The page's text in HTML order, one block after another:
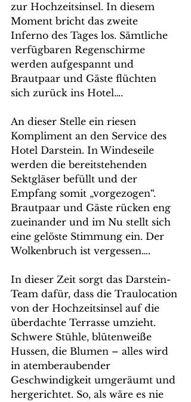
zur Hochzeitsinsel. In diesem
Moment bricht das zweite
Inferno des Tages los. Sämtliche
verfügbaren Regenschirme
werden aufgespannt und
Brautpaar und Gäste flüchten
sich zurück ins Hotel….
An dieser Stelle ein riesen
Kompliment an den Service des
Hotel Darstein. In Windeseile
werden die bereitstehenden
Sektgläser befüllt und der
Empfang somit „vorgezogen“.
Brautpaar und Gäste rücken eng
zueinander und im Nu stellt sich
eine gelöste Stimmung ein. Der
Wolkenbruch ist vergessen….
In dieser Zeit sorgt das Darstein-
Team dafür, dass die Traulocation
von der Hochzeitsinsel auf die
überdachte Terrasse umzieht.
Schwere Stühle, blütenweiße
Hussen, die Blumen – alles wird
in atemberaubender
Geschwindigkeit umgeräumt und
hergerichtet. So, als wäre es nie